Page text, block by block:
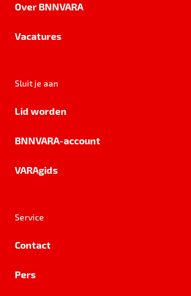
Over BNNVARA
Vacatures
Sluit je aan
Lid worden
BNNVARA-account
VARAgids
Service
Contact
Pers